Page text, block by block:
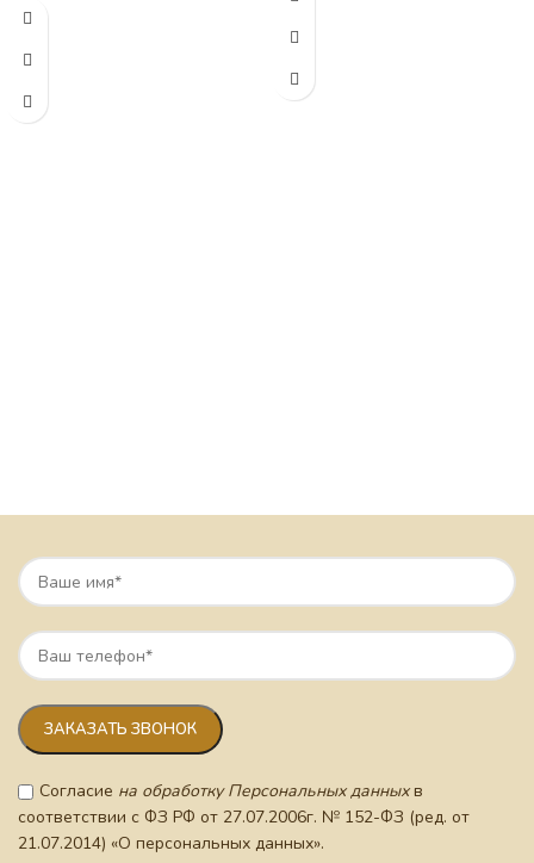
Согласие на обработку Персональных данныхв
соответствии с ФЗ РФ от 27.07.2006г. № 152-ФЗ (ред. от
21.07.2014) «О персональных данных».